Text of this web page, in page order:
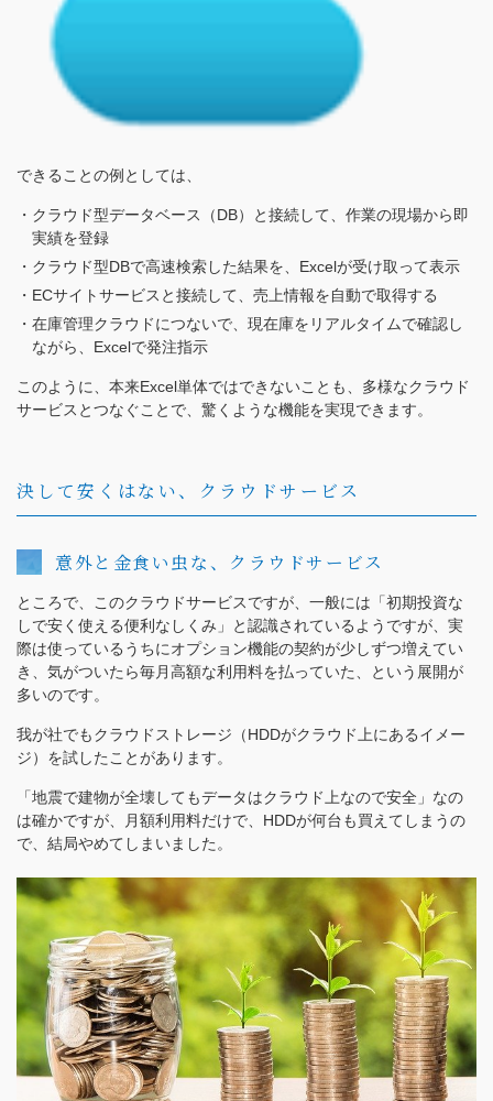
できることの例としては、
クラウド型データベース（DB）と接続して、作業の現場から即
実績を登録
クラウド型DBで高速検索した結果を、Excelが受け取って表示
ECサイトサービスと接続して、売上情報を自動で取得する
在庫管理クラウドにつないで、現在庫をリアルタイムで確認し
ながら、Excelで発注指示
このように、本来Excel単体ではできないことも、多様なクラウド
サービスとつなぐことで、驚くような機能を実現できます。
決して安くはない、クラウドサービス
意外と金食い虫な、クラウドサービス
ところで、このクラウドサービスですが、一般には「初期投資な
しで安く使える便利なしくみ」と認識されているようですが、実
際は使っているうちにオプション機能の契約が少しずつ増えてい
き、気がついたら毎月高額な利用料を払っていた、という展開が
多いのです。
我が社でもクラウドストレージ（HDDがクラウド上にあるイメー
ジ）を試したことがあります。
「地震で建物が全壊してもデータはクラウド上なので安全」なの
は確かですが、月額利用料だけで、HDDが何台も買えてしまうの
で、結局やめてしまいました。